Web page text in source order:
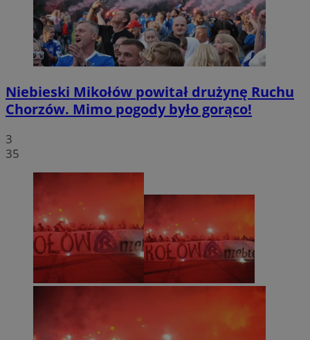
Niebieski Mikołów powitał drużynę Ruchu
Chorzów. Mimo pogody było gorąco!
3
35